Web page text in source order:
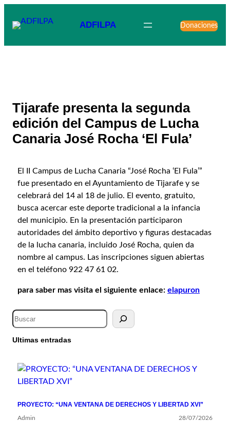
ADFILPA Donaciones
Tijarafe presenta la segunda
edición del Campus de Lucha
Canaria José Rocha ‘El Fula’
El II Campus de Lucha Canaria “José Rocha ‘El Fula’”
fue presentado en el Ayuntamiento de Tijarafe y se
celebrará del 14 al 18 de julio. El evento, gratuito,
busca acercar este deporte tradicional a la infancia
del municipio. En la presentación participaron
autoridades del ámbito deportivo y figuras destacadas
de la lucha canaria, incluido José Rocha, quien da
nombre al campus. Las inscripciones siguen abiertas
en el teléfono 922 47 61 02.
para saber mas visita el siguiente enlace: elapuron
Ultimas entradas
PROYECTO: “UNA VENTANA DE DERECHOS Y LIBERTAD XVI”
Admin 28/07/2026